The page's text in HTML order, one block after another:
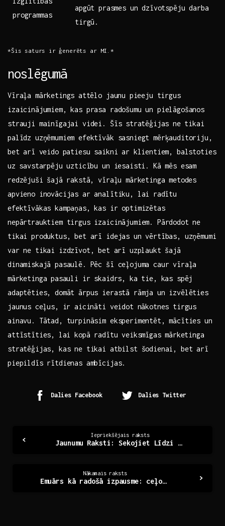
programmas
apgūt‌ prasmes​ un dzīvotspēju darba
tirgū.
*Šis saturs​ ir⁤ ģenerēts ar MI.*
noslēgumā
Vīraļa mārketings⁢ attēlo jaunu⁣ pieeju tirgus
izaicinājumiem, kas‍ prasa radošumu un ‍pielāgošanos
strauji mainīgajai videi.‌ Šīs⁢ stratēģijas ne ⁢tikai⁣
palīdz uzņēmumiem‍ efektīvāk sasniegt mērķauditoriju,
bet arī ⁢veido patiesu saikni ‌ar klientiem, balstoties
uz⁤ savstarpēju uzticību un‍ iesaisti. Kā mēs esam
‌redzējuši šajā⁢ rakstā, vīraļu‍ mārketinga ‍metodes
apvieno inovācijas ar analītiku,‍ lai⁤ radītu
efektīvākas​ kampaņas, kas ‍ir optimizētas
nepārtrauktiem tirgus izaicinājumiem. Pārdodot ne
tikai produktus, bet arī idejas un vērtības, uzņēmumi
var ne tikai izdzīvot, bet ⁤arī uzplaukt‌ šajā
dinamiskajā​ pasaulē. Pēc šī ceļojuma caur vīraļa
mārketinga⁣ pasauli ir skaidrs, ka tie, kas spēj
‍adaptēties, domāt ārpus ierastā ‌rāmja un izvēlēties
jaunus ⁣ceļus,‍ ir‍ aicināti veidot nākotnes tirgus
ainavu. Tātad, ‌turpināsim eksperimentēt, mācīties⁢ un
attīstīties,⁢ lai kopā radītu veiksmīgas⁤ mārketinga
stratēģijas, ​kas‍ ne tikai atbilst šodienai, bet arī
‌piepildīs‌ rītdienas‌ ambīcijas.
Dalies Facebook Dalies Twitter
Iepriekšējais raksts
Jaunumu Raksti: Sekojiet Līdzi Aktualitātēm Savā Vidē
Nākamais raksts
Emuārs kā radošā izpausme: ceļojums rakstītāja pasaulē